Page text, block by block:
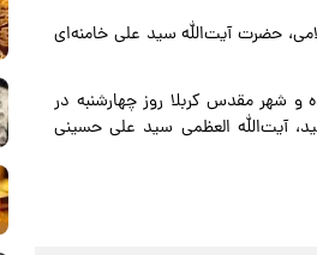
حضرت آیت‌الله سید علی خامنه‌ای
و شهر مقدس کربلا روز چهارشنبه در
آیت‌الله العظمی سید علی حسینی